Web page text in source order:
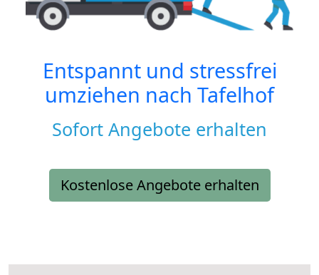
Entspannt und stressfrei
umziehen nach Tafelhof
Sofort Angebote erhalten
Kostenlose Angebote erhalten